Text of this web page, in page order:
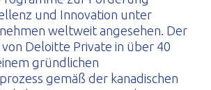
und Innovation unter
weltweit angesehen. Der
Deloitte Private in über 40
gründlichen
gemäß der kanadischen